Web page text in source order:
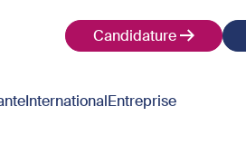
Candidature
InternationalEntreprise